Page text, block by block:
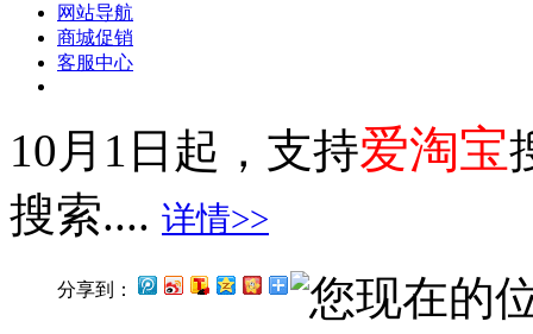
网站导航
商城促销
客服中心
10月1日起，支持爱淘宝
搜索.... 详情>>
分享到：
您现在的